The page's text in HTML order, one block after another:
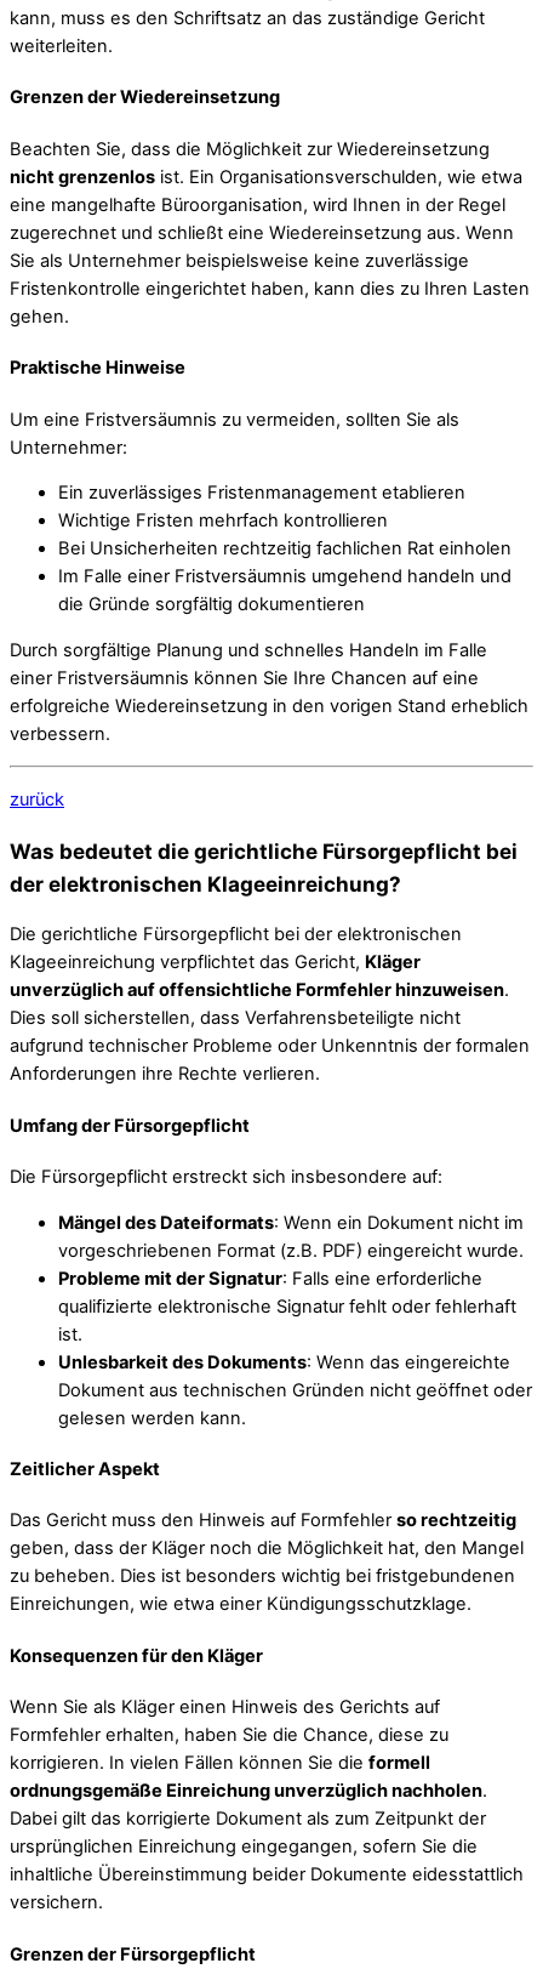
kann, muss es den Schriftsatz an das zuständige Gericht
weiterleiten.
Grenzen der Wiedereinsetzung
Beachten Sie, dass die Möglichkeit zur Wiedereinsetzung
nicht grenzenlos ist. Ein Organisationsverschulden, wie etwa
eine mangelhafte Büroorganisation, wird Ihnen in der Regel
zugerechnet und schließt eine Wiedereinsetzung aus. Wenn
Sie als Unternehmer beispielsweise keine zuverlässige
Fristenkontrolle eingerichtet haben, kann dies zu Ihren Lasten
gehen.
Praktische Hinweise
Um eine Fristversäumnis zu vermeiden, sollten Sie als
Unternehmer:
Ein zuverlässiges Fristenmanagement etablieren
Wichtige Fristen mehrfach kontrollieren
Bei Unsicherheiten rechtzeitig fachlichen Rat einholen
Im Falle einer Fristversäumnis umgehend handeln und
die Gründe sorgfältig dokumentieren
Durch sorgfältige Planung und schnelles Handeln im Falle
einer Fristversäumnis können Sie Ihre Chancen auf eine
erfolgreiche Wiedereinsetzung in den vorigen Stand erheblich
verbessern.
zurück
Was bedeutet die gerichtliche Fürsorgepflicht bei
der elektronischen Klageeinreichung?
Die gerichtliche Fürsorgepflicht bei der elektronischen
Klageeinreichung verpflichtet das Gericht, Kläger
unverzüglich auf offensichtliche Formfehler hinzuweisen.
Dies soll sicherstellen, dass Verfahrensbeteiligte nicht
aufgrund technischer Probleme oder Unkenntnis der formalen
Anforderungen ihre Rechte verlieren.
Umfang der Fürsorgepflicht
Die Fürsorgepflicht erstreckt sich insbesondere auf:
Mängel des Dateiformats: Wenn ein Dokument nicht im
vorgeschriebenen Format (z.B. PDF) eingereicht wurde.
Probleme mit der Signatur: Falls eine erforderliche
qualifizierte elektronische Signatur fehlt oder fehlerhaft
ist.
Unlesbarkeit des Dokuments: Wenn das eingereichte
Dokument aus technischen Gründen nicht geöffnet oder
gelesen werden kann.
Zeitlicher Aspekt
Das Gericht muss den Hinweis auf Formfehler so rechtzeitig
geben, dass der Kläger noch die Möglichkeit hat, den Mangel
zu beheben. Dies ist besonders wichtig bei fristgebundenen
Einreichungen, wie etwa einer Kündigungsschutzklage.
Konsequenzen für den Kläger
Wenn Sie als Kläger einen Hinweis des Gerichts auf
Formfehler erhalten, haben Sie die Chance, diese zu
korrigieren. In vielen Fällen können Sie die formell
ordnungsgemäße Einreichung unverzüglich nachholen.
Dabei gilt das korrigierte Dokument als zum Zeitpunkt der
ursprünglichen Einreichung eingegangen, sofern Sie die
inhaltliche Übereinstimmung beider Dokumente eidesstattlich
versichern.
Grenzen der Fürsorgepflicht